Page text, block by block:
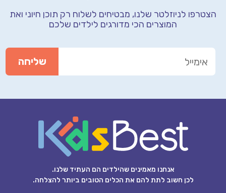
הצטרפו לניוזלטר שלנו, מבטיחים לשלוח רק תוכן חיוני ואת
המוצרים הכי מדורגים לילדים שלכם
אנחנו מאמינים שהילדים הם העתיד שלנו.
לכן חשוב לתת להם את הכלים הטובים ביותר להצלחה.